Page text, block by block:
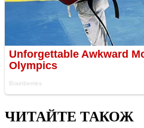
ЧИТАЙТЕ ТАКОЖ